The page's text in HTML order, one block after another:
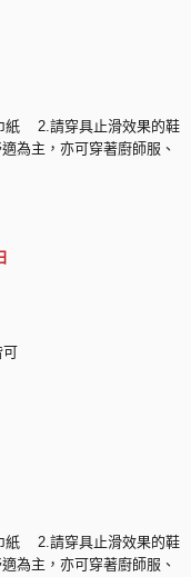
紙 2.請穿具止滑效果的鞋
為主，亦可穿著廚師服、
可
紙 2.請穿具止滑效果的鞋
為主，亦可穿著廚師服、